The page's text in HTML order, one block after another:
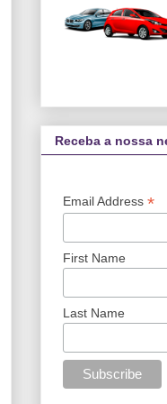
Receba a nossa
Email Address *
First Name
Last Name